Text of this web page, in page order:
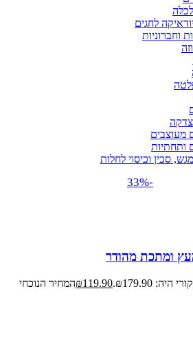
לחגים
וחברוניות
צדקה
מעוצבים
ותחתיות
סכין וכיסוי לחלות
-33%
ומתכת מהודר
₪179.90.
₪119.90
המחיר הנוכחי